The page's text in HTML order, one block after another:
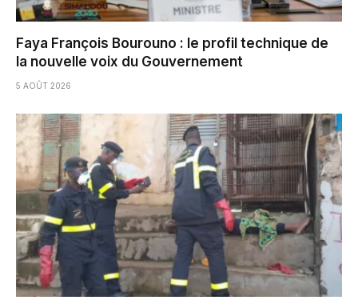
Faya François Bourouno : le profil technique de
la nouvelle voix du Gouvernement
5 AOÛT 2026